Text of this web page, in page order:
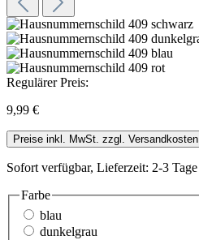
Regulärer Preis:
9,99 €
Preise inkl. MwSt. zzgl. Versandkosten
Sofort verfügbar, Lieferzeit: 2-3 Tage
Farbe
blau
dunkelgrau